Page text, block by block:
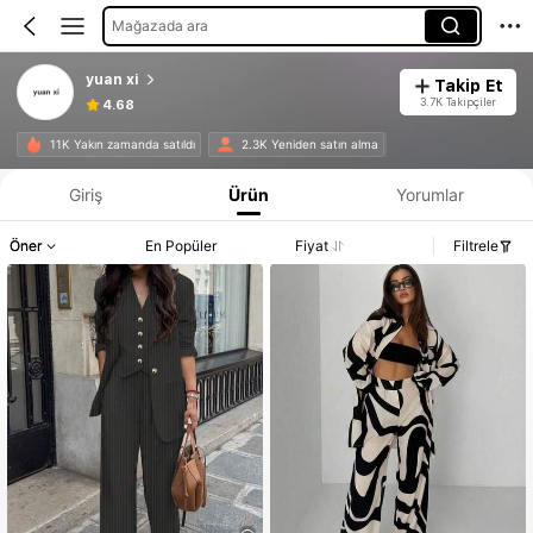
Mağazada ara
yuan xi
4.68
Takip Et
3.7K Takipçiler
11K Yakın zamanda satıldı 2.3K Yeniden satın alma
Giriş Ürün Yorumlar
Öner En Popüler Fiyat Filtrele